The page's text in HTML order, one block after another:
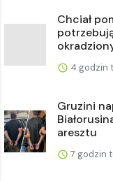
Chciał
4 godzin
Gruzini
aresztu
7 godzin